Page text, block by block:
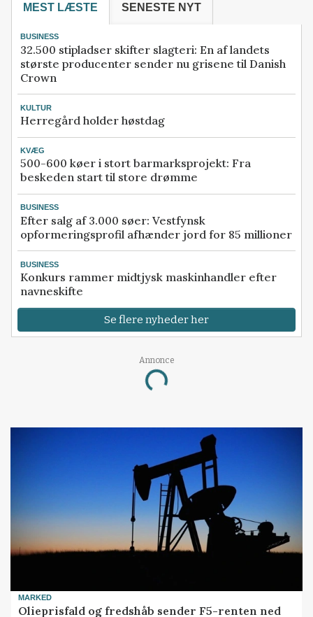
MEST LÆSTE SENESTE NYT
BUSINESS
32.500 stipladser skifter slagteri: En af landets
største producenter sender nu grisene til Danish
Crown
KULTUR
Herregård holder høstdag
KVÆG
500-600 køer i stort barmarksprojekt: Fra
beskeden start til store drømme
BUSINESS
Efter salg af 3.000 søer: Vestfynsk
opformeringsprofil afhænder jord for 85 millioner
BUSINESS
Konkurs rammer midtjysk maskinhandler efter
navneskifte
Se flere nyheder her
Annonce
Loading...
MARKED
Olieprisfald og fredshåb sender F5-renten ned